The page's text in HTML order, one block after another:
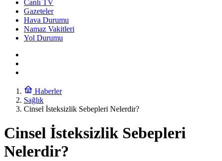
Canlı TV
Gazeteler
Hava Durumu
Namaz Vakitleri
Yol Durumu
Haberler
Sağlık
Cinsel İsteksizlik Sebepleri Nelerdir?
Cinsel İsteksizlik Sebepleri
Nelerdir?